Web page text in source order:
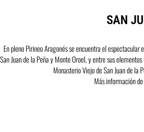
SAN
En pleno Pirineo Aragonés se encuentra el espectacular
San Juan de la Peña y Monte Oroel, y entre sus
Monasterio Viejo de San Juan de la
Más información